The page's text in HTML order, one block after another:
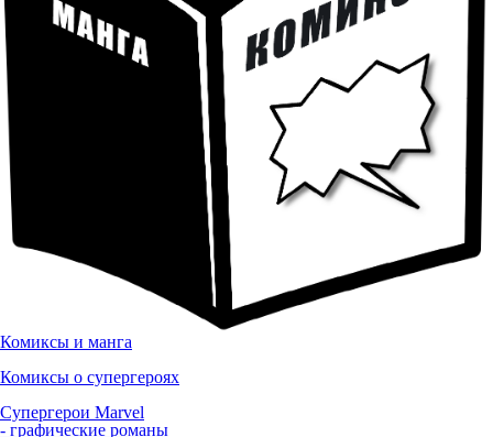
Комиксы и манга
Комиксы о супергероях
Супергерои Marvel
- графические романы